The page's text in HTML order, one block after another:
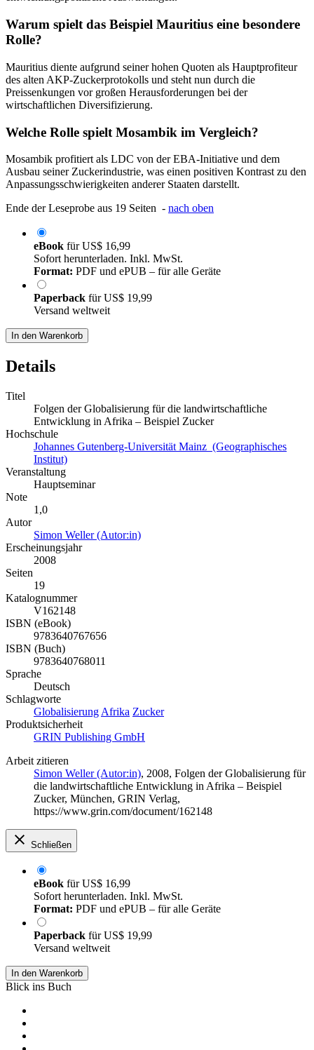
Warum spielt das Beispiel Mauritius eine besondere
Rolle?
Mauritius diente aufgrund seiner hohen Quoten als Hauptprofiteur
des alten AKP-Zuckerprotokolls und steht nun durch die
Preissenkungen vor großen Herausforderungen bei der
wirtschaftlichen Diversifizierung.
Welche Rolle spielt Mosambik im Vergleich?
Mosambik profitiert als LDC von der EBA-Initiative und dem
Ausbau seiner Zuckerindustrie, was einen positiven Kontrast zu den
Anpassungsschwierigkeiten anderer Staaten darstellt.
Ende der Leseprobe aus 19 Seiten - nach oben
eBook fürUS$ 16,99
Sofort herunterladen. Inkl. MwSt.
Format: PDF und ePUB – für alle Geräte
Paperback fürUS$ 19,99
Versand weltweit
In den Warenkorb
Details
Titel
Folgen der Globalisierung für die landwirtschaftliche
Entwicklung in Afrika – Beispiel Zucker
Hochschule
Johannes Gutenberg-Universität Mainz (Geographisches
Institut)
Veranstaltung
Hauptseminar
Note
1,0
Autor
Simon Weller (Autor:in)
Erscheinungsjahr
2008
Seiten
19
Katalognummer
V162148
ISBN (eBook)
9783640767656
ISBN (Buch)
9783640768011
Sprache
Deutsch
Schlagworte
Globalisierung Afrika Zucker
Produktsicherheit
GRIN Publishing GmbH
Arbeit zitieren
Simon Weller (Autor:in), 2008, Folgen der Globalisierung für
die landwirtschaftliche Entwicklung in Afrika – Beispiel
Zucker, München, GRIN Verlag,
https://www.grin.com/document/162148
Schließen
eBook fürUS$ 16,99
Sofort herunterladen. Inkl. MwSt.
Format: PDF und ePUB – für alle Geräte
Paperback fürUS$ 19,99
Versand weltweit
In den Warenkorb
Blick ins Buch